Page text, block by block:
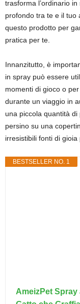
trasforma l’ordinario
profondo tra te e il tuo
questo prodotto per
pratica per te.
Innanzitutto, è
in spray può essere
momenti di gioco o
durante un viaggio in
una piccola quantità
persino su una
irresistibili fonti di gioia
BESTSELLER NO. 1
AmeizPet Spray